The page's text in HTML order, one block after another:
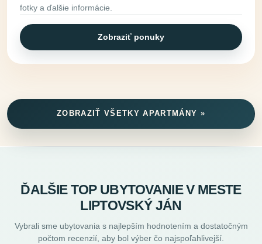
fotky a ďalšie informácie.
Zobraziť ponuky
ZOBRAZIŤ VŠETKY APARTMÁNY »
ĎALŠIE TOP UBYTOVANIE V MESTE
LIPTOVSKÝ JÁN
Vybrali sme ubytovania s najlepším hodnotením a dostatočným
počtom recenzií, aby bol výber čo najspoľahlivejší.